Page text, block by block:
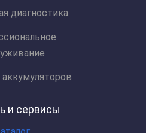
диагностика
и сервисы